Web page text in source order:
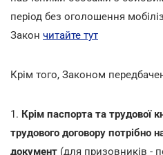
період без оголошення
Закон читайте тут
Крім того, Законом
1. Крім паспорта та трудової
трудового договору потрібно
документ (для призовників -